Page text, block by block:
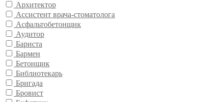
Архитектор
Ассистент врача-стоматолога
Асфальтобетонщик
Аудитор
Бариста
Бармен
Бетонщик
Библиотекарь
Бригада
Бровист